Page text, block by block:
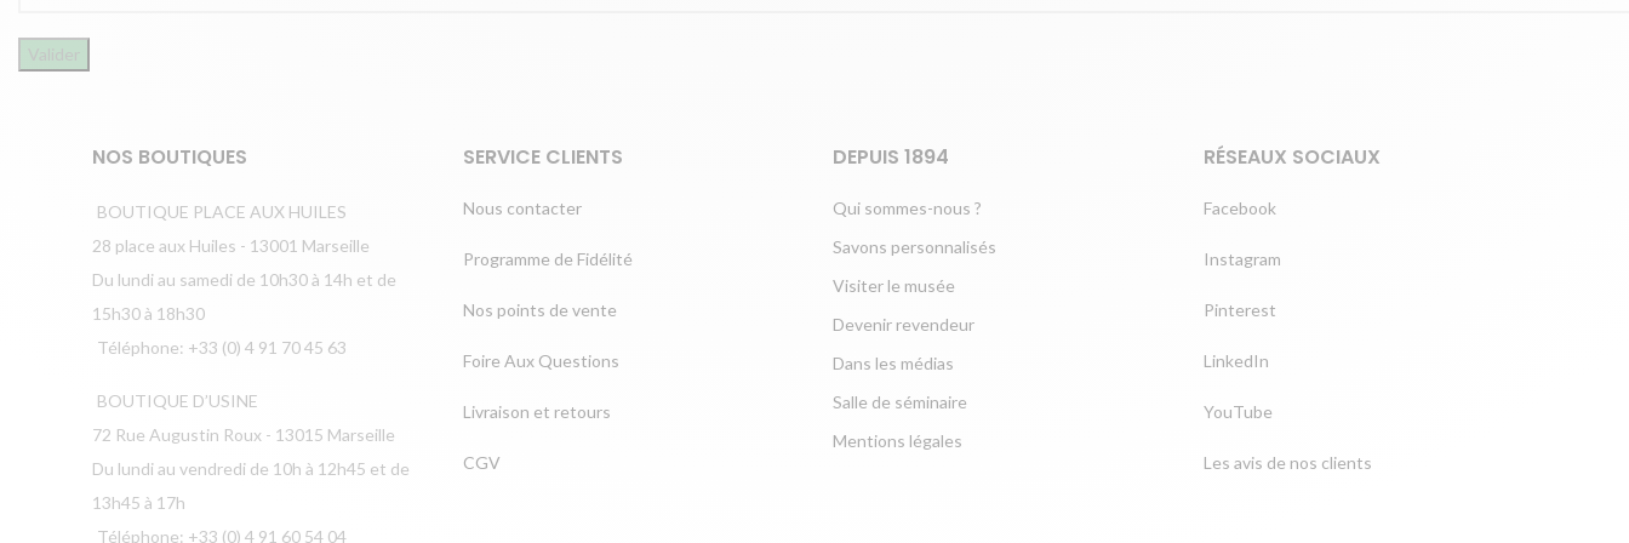
NOS BOUTIQUES
BOUTIQUE PLACE AUX HUILES
28 place aux Huiles - 13001 Marseille
Du lundi au samedi de 10h30 à 14h et de
15h30 à 18h30
Téléphone: +33 (0) 4 91 70 45 63
BOUTIQUE D’USINE
72 Rue Augustin Roux - 13015 Marseille
Du lundi au vendredi de 10h à 12h45 et de
13h45 à 17h
Téléphone: +33 (0) 4 91 60 54 04
SERVICE CLIENTS
Nous contacter
Programme de Fidélité
Nos points de vente
Foire Aux Questions
Livraison et retours
CGV
DEPUIS 1894
Qui sommes-nous ?
Savons personnalisés
Visiter le musée
Devenir revendeur
Dans les médias
Salle de séminaire
Mentions légales
RÉSEAUX SOCIAUX
Facebook
Instagram
Pinterest
LinkedIn
YouTube
Les avis de nos clients